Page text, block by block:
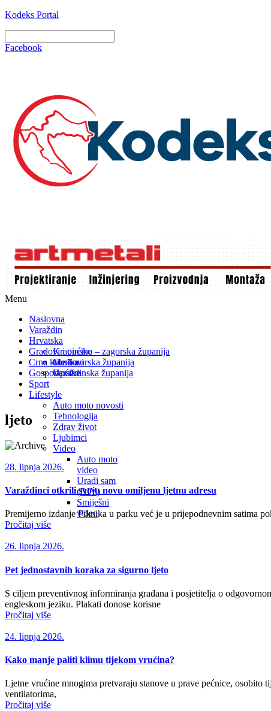
Kodeks Portal
Facebook
Menu
Naslovna
Varaždin
Hrvatska
Krapinsko – zagorska županija
Međimurska županija
Varaždinska županija
Gradovi i općine
Gradovi
Općine
Crna kronika
Gospodarstvo
Sport
Lifestyle
Auto moto novosti
Tehnologija
Zdrav život
Ljubimci
Video
Auto moto
video
Uradi sam
(DIY)
Smiješni
video
ljeto
28. lipnja 2026.
Varaždinci otkrili svoju novu omiljenu ljetnu adresu
Premijerno izdanje Piknika u parku već je u prijepodnevnim satima
Pročitaj više
26. lipnja 2026.
Pet jednostavnih koraka za sigurno ljeto
S ciljem preventivnog informiranja građana i posjetitelja o
engleskom jeziku. Plakati donose korisne
Pročitaj više
24. lipnja 2026.
Kako manje paliti klimu tijekom vrućina?
Ljetne vrućine mnogima pretvaraju stanove u prave pećnice, osobito
ventilatorima,
Pročitaj više